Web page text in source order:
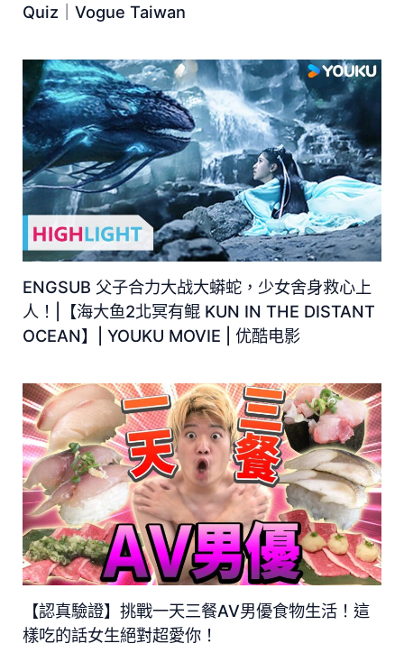
Quiz｜Vogue Taiwan
ENGSUB 父子合力大战大蟒蛇，少女舍身救心上
人！|【海大鱼2北冥有鲲 KUN IN THE DISTANT
OCEAN】| YOUKU MOVIE | 优酷电影
【認真驗證】挑戰一天三餐AV男優食物生活！這
樣吃的話女生絕對超愛你！